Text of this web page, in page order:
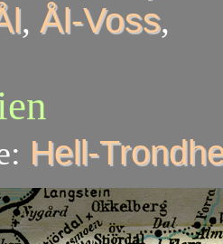
, Ål-Voss,
Hell-